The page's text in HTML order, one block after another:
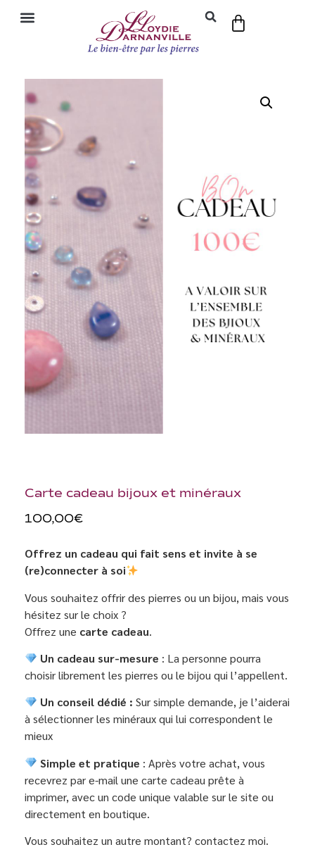
Carte cadeau bijoux et minéraux
100,00€
Offrez un cadeau qui fait sens et invite à se
(re)connecter à soi
Vous souhaitez offrir des pierres ou un bijou, mais vous
hésitez sur le choix ?
Offrez une carte cadeau.
Un cadeau sur-mesure : La personne pourra
choisir librement les pierres ou le bijou qui l’appellent.
Un conseil dédié :Sur simple demande, je l’aiderai
à sélectionner les minéraux qui lui correspondent le
mieux
Simple et pratique : Après votre achat, vous
recevrez par e-mail une carte cadeau prête à
imprimer, avec un code unique valable sur le site ou
directement en boutique.
Vous souhaitez un autre montant? contactez moi.